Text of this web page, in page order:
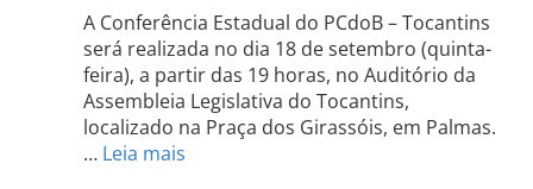
A Conferência Estadual do PCdoB – Tocantins
será realizada no dia 18 de setembro (quinta-
feira), a partir das 19 horas, no Auditório da
Assembleia Legislativa do Tocantins,
localizado na Praça dos Girassóis, em Palmas.
… Leia mais